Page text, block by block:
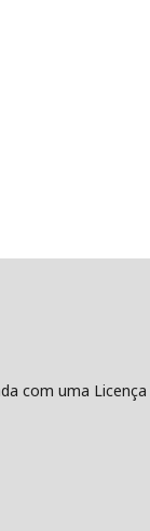
com uma Licença